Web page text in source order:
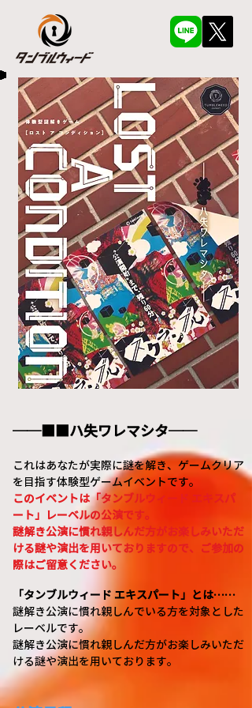
──■■ハ失ワレマシタ──
これはあなたが実際に謎を解き、ゲームクリア
を目指す体験型ゲームイベントです。
このイベントは「タンブルウィード エキスパ
ート」レーベルの公演です。
謎解き公演に慣れ親しんだ方がお楽しみいただ
ける謎や演出を用いておりますので、ご参加の
際はご留意ください。
「タンブルウィード エキスパート」とは……
謎解き公演に慣れ親しんでいる方を対象とした
レーベルです。
謎解き公演に慣れ親しんだ方がお楽しみいただ
ける謎や演出を用いております。